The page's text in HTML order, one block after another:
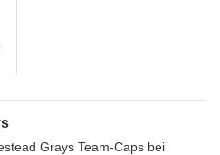
Grays Team-Caps bei